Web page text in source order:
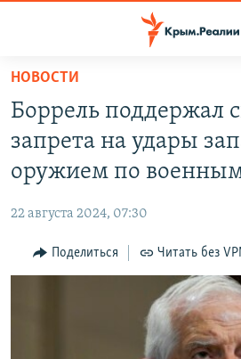
Вернуться
основному
содержанию
Вернутся
главной
навигации
Вернутся
СПЕЦПРОЕКТЫ
11 ЛЕТ ОККУПАЦИИ КРЫМА. 11
ВОДА
ЕЩЕ
ИНТЕРАКТИВ
ТЕЛЕПРОЕКТ КРЫМ.РЕАЛИИ
СОВЕТЫ ПРАВОЗАЩИТНИКОВ
РАДІО СВОБОДА
КАК ОБОЙТИ БЛОКИРОВКУ
НОВОСТИ
Боррель поддержал
запрета на удары
оружием по
22 августа 2024, 07:30
Поделиться Читать без